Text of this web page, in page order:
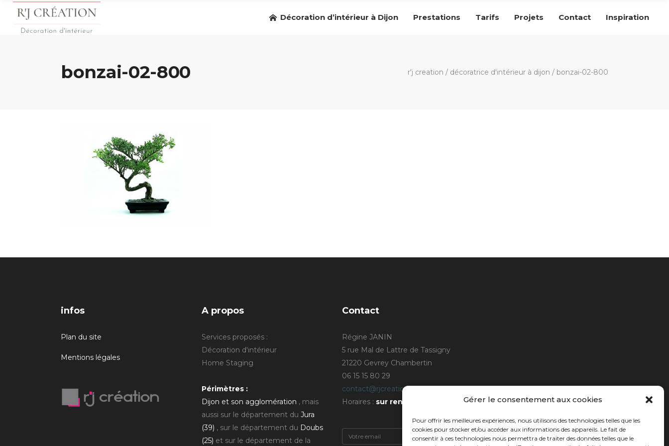
Gérer le consentement aux cookies
Pour offrir les meilleures expériences, nous utilisons des technologies telles que les
cookies pour stocker et/ou accéder aux informations des appareils. Le fait de
consentir à ces technologies nous permettra de traiter des données telles que le
Décoration d’intérieur à Dijon Prestations Tarifs Projets Contact Inspiration
bonzai-02-800 r'j creation / décoratrice d'intérieur à dijon / bonzai-02-800
infos
Plan du site
Mentions légales
A propos
Services proposés :
Décoration d'intérieur
Home Staging
Périmètres :
Dijon et son agglomération , mais
aussi sur le département du Jura
(39) , sur le département du Doubs
(25) et sur le département de la
Contact
Régine JANIN
5 rue Mal de Lattre de Tassigny
21220 Gevrey Chambertin
06 15 15 80 29
contact@rjcreation.com
Horaires : sur rendez-vous